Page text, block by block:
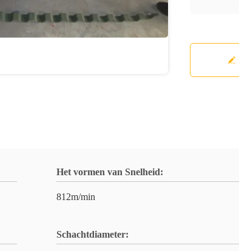
Het vormen van Snelheid:
812m/min
Schachtdiameter: